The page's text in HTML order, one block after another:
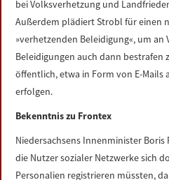
bei Volksverhetzung und
Außerdem plädiert Strobl für einen
»verhetzenden Beleidigung«, um
Beleidigungen auch dann bestrafen
öffentlich, etwa in Form von E-Mails
erfolgen.
Bekenntnis zu Frontex
Niedersachsens Innenminister Boris
die Nutzer sozialer Netzwerke sich
Personalien registrieren müssten,